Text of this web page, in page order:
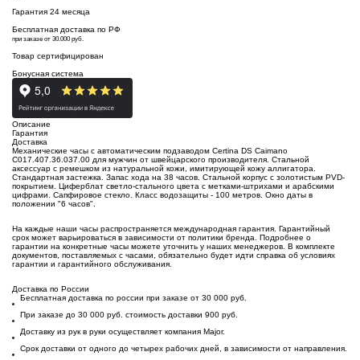
Гарантия 24 месяца
Бесплатная доставка по РФ
при заказе от 30.000 руб.
Товар сертифицирован
Бонусная система
Описание
Гарантия
Доставка
Механические часы с автоматическим подзаводом Certina DS Caimano
C017.407.36.037.00 для мужчин от швейцарского производителя. Стальной
аксессуар с ремешком из натуральной кожи, имитирующей кожу аллигатора.
Стандартная застежка. Запас хода на 38 часов. Стальной корпус с золотистым PVD-
покрытием . Циферблат светло-стального цвета с метками-штрихами и арабскими
цифрами. Сапфировое стекло. Класс водозащиты - 100 метров. Окно даты в
положении "6 часов".
На каждые наши часы распространяется международная гарантия. Гарантийный
срок может варьироваться в зависимости от политики бренда. Подробнее о
гарантии на конкретные часы можете уточнить у наших менеджеров. В комплекте
документов, поставляемых с часами, обязательно будет идти справка об условиях
гарантии и гарантийного обслуживания.
Доставка по России
Бесплатная доставка по россии при заказе от 30 000 руб.
При заказе до 30 000 руб. стоимость доставки 900 руб.
Доставку из рук в руки осуществляет компания Major.
Срок доставки от одного до четырех рабочих дней, в зависимости от направления.